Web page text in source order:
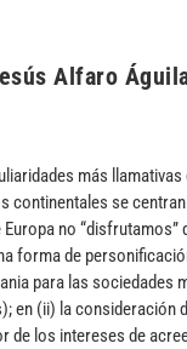
Alfaro
más
continentales se
no “disfrutamos”
forma de
para las sociedades
en (ii) la consideración
de los intereses de